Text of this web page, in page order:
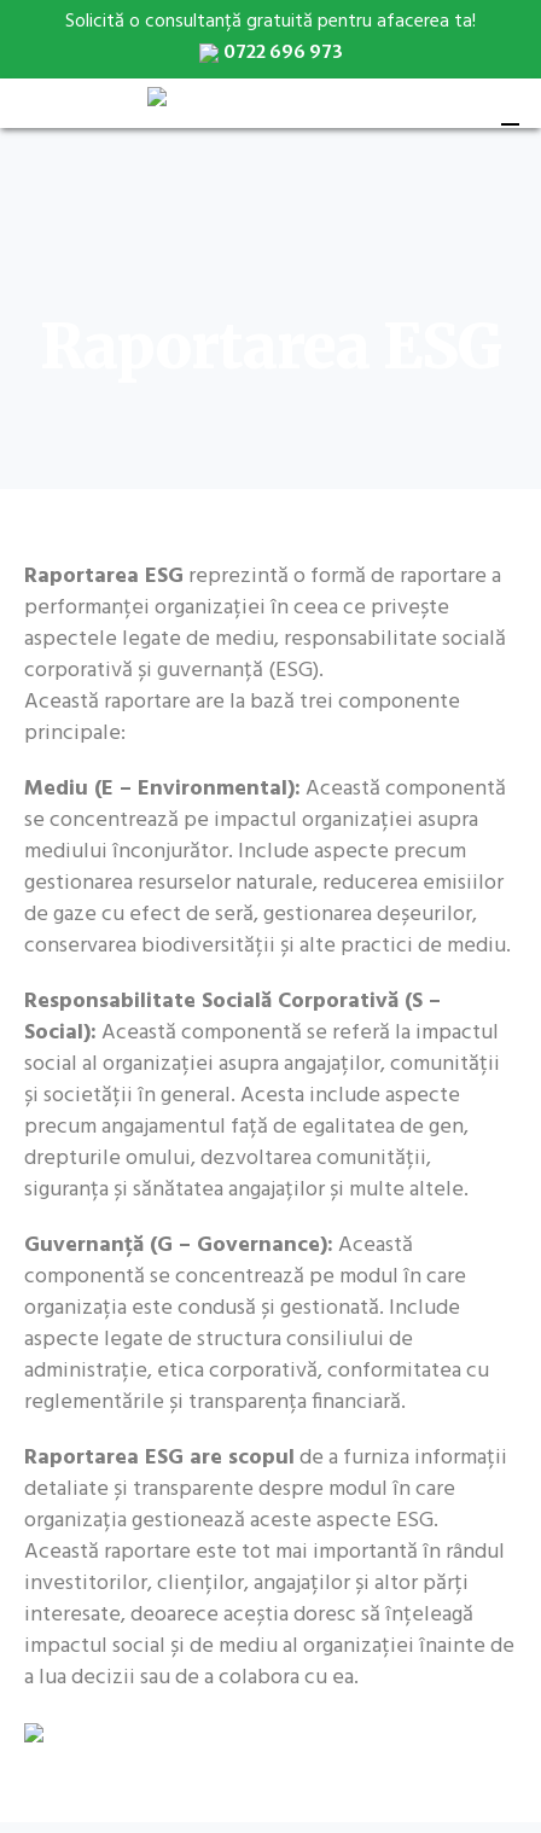
Solicită o consultanță gratuită pentru afacerea ta!
0722 696 973
Raportarea ESG reprezintă o formă de raportare a
performanței organizației în ceea ce privește
aspectele legate de mediu, responsabilitate socială
corporativă și guvernanță (ESG).
Această raportare are la bază trei componente
principale:
Mediu (E – Environmental):Această componentă
se concentrează pe impactul organizației asupra
mediului înconjurător. Include aspecte precum
gestionarea resurselor naturale, reducerea emisiilor
de gaze cu efect de seră, gestionarea deșeurilor,
conservarea biodiversității și alte practici de mediu.
Responsabilitate Socială Corporativă (S –
Social):Această componentă se referă la impactul
social al organizației asupra angajaților, comunității
și societății în general. Acesta include aspecte
precum angajamentul față de egalitatea de gen,
drepturile omului, dezvoltarea comunității,
siguranța și sănătatea angajaților și multe altele.
Guvernanță (G – Governance):Această
componentă se concentrează pe modul în care
organizația este condusă și gestionată. Include
aspecte legate de structura consiliului de
administrație, etica corporativă, conformitatea cu
reglementările și transparența financiară.
Raportarea ESG are scopulde a furniza informații
detaliate și transparente despre modul în care
organizația gestionează aceste aspecte ESG.
Această raportare este tot mai importantă în rândul
investitorilor, clienților, angajaților și altor părți
interesate, deoarece aceștia doresc să înțeleagă
impactul social și de mediu al organizației înainte de
a lua decizii sau de a colabora cu ea.